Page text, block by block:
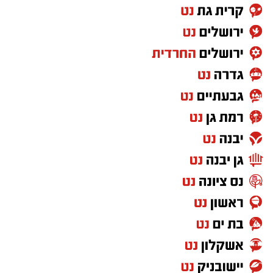
גילים: 7-3
מחזה, בימוי ותנועה:דניאלה מיכאלי
משתתפים:יוסי עובדיה/ גיא גרמן, עמרי רווה/ תום
שינצקי, הדר ברוך/נור פיבק/ורד אבידן, הגר
טישמן/תמר סגל
בגן הילדים ההתרגשות עצומה. הילדים גילו
שהציפור שמתגוררת בעץ שבגן הטילה שלוש ביצים
בקן. בעודם מנסים לחקור ולדמיין איך ייראו
הגוזלים, הם מפליגים בדמיון. פינות הגן המרתקות,
הצעצועים ושלל האפשרויות הקסומות שולחים
אותם למסע צבעוני ומרגש של חברות, משחקים
ושירים בחצר הגן, מסע בו הם נותנים חופש
לשמחה ולדמיון והופכים את הגן לממלכה הפרטית
שלהם. בהצגה שזורים כל שירי הילדים הקלאסיים
בבית.
עולם היורה: מחנה הקרטיקון: עונה 2
שישה בני נוער הוזמנו למחנה הרפתקאות חדשני
באיסלה נובלר. כשהדינוזאורים משתחררים
מהכלובים, הם חייבים לשתף פעולה כדי להישאר
בחיים. משחקים על המסך ועושים את זה היטב:
פול-מיקל ויליאמס,ג׳נה אורטגה,שון גמברוני.
Cretaceous.
TV, בנגני Blu‑ray ועוד.
צפו בווידאו נטפליקס צפייה ישירה עם תרגום